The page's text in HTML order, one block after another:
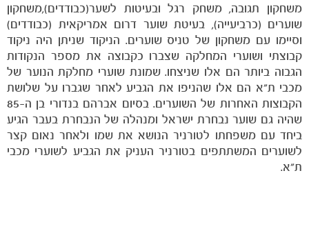
משחקים
משחקון תגובה, משחק רגל ובעיטות לשער(כבודדים),משחקון
שוערים (כרביעייה), בעיטת שוער דרום אמריקאית (כבודדים)
וסיימו עם משחקון של טניס שוערים. הניקוד שניתן היה ניקוד
קבוצתי ושוערי המחלקה שצברו כקבוצה את מספר הנקודות
הגבוה ביותר הם אלו שניצחו. שמונת שוערי מחלקת הנוער של
מכבי ת"א הם אלו שהניפו את הגביע לאחר שגברו על שלושת
הקבוצות האחרות של השוערים. בסיום אברהם בנדורי בן ה-85
שהיה גם שוער נבחרת ישראל ומנהלה של הנבחרת בעבר הגיע
ביחד עם משפחתו לטורניר הנושא את שמו ולאחר נאום קצר
לשוערים המשתתפים בטורניר העניק את הגביע לשוערי מכבי
ת"א.